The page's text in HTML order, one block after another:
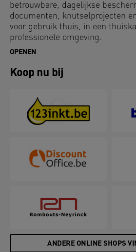
betrouwbare, dagelijkse
documenten, knutselprojecten
voor gebruik thuis, in een
professionele omgeving.
Technology) zorgen pijlen op elke
correct worden ingevoerd voor
oppervlak versterkt de
afgeronde hoeken zorgen voor
hoogwaardige afwerking.
bescherming tegen vuil, morsen
en consistent—deze warm-
OPENEN
Koop nu bij
ANDERE ONLINE SHOPS